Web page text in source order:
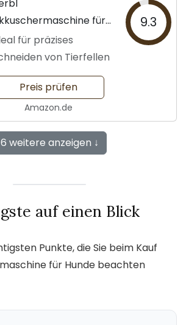
für
für präzises
von Tierfellen
9.3
Preis prüfen
Amazon.de
6 weitere anzeigen ↓
auf einen Blick
Punkte, die Sie beim Kauf
für Hunde beachten